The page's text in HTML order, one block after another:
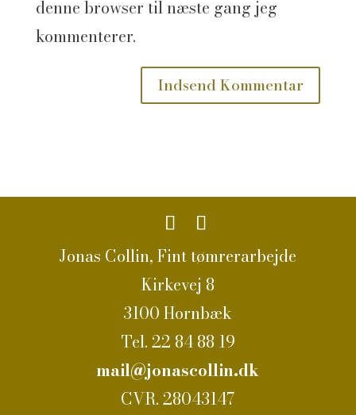
denne browser til næste gang jeg
kommenterer.
Jonas Collin, Fint tømrerarbejde
Kirkevej 8
3100 Hornbæk
Tel. 22 84 88 19
mail@jonascollin.dk
CVR. 28043147